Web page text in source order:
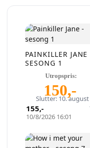
Slutter: 10. august
PAINKILLER JANE
SESONG 1
Utropspris:
150,-
10/8/2026 16:01
155,-
Selg